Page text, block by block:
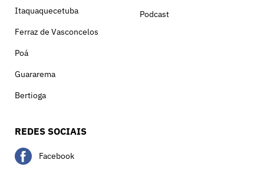
Itaquaquecetuba
Ferraz de Vasconcelos
Poá
Guararema
Bertioga
Podcast
REDES SOCIAIS
Facebook